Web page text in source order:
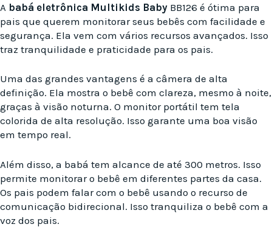
A babá eletrônica Multikids Baby BB126 é ótima para
pais que querem monitorar seus bebês com facilidade e
segurança. Ela vem com vários recursos avançados. Isso
traz tranquilidade e praticidade para os pais.
Uma das grandes vantagens é a câmera de alta
definição. Ela mostra o bebê com clareza, mesmo à noite,
graças à visão noturna. O monitor portátil tem tela
colorida de alta resolução. Isso garante uma boa visão
em tempo real.
Além disso, a babá tem alcance de até 300 metros. Isso
permite monitorar o bebê em diferentes partes da casa.
Os pais podem falar com o bebê usando o recurso de
comunicação bidirecional. Isso tranquiliza o bebê com a
voz dos pais.